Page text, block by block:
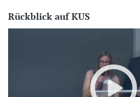
Rückblick auf KUS